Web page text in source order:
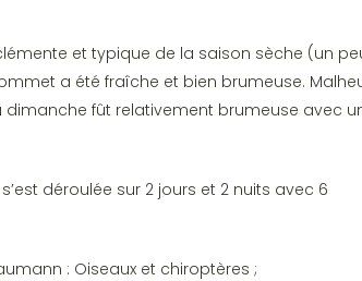
et typique de la saison sèche (un
a été fraîche et bien brumeuse.
dimanche fût relativement brumeuse avec
déroulée sur 2 jours et 2 nuits avec 6
: Oiseaux et chiroptères ;